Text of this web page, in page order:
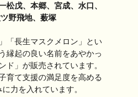
松戊、本郷、宮成、水口、
野飛地、薮塚
「長生マスクメロン」とい
縁起の良い名前をあやかっ
ド」が販売されています。
育て支援の満足度を高める
力を入れています。